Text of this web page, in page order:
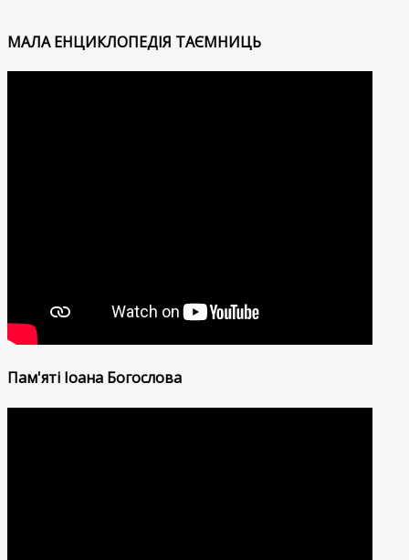
МАЛА ЕНЦИКЛОПЕДІЯ ТАЄМНИЦЬ
Пам'яті Іоана Богослова